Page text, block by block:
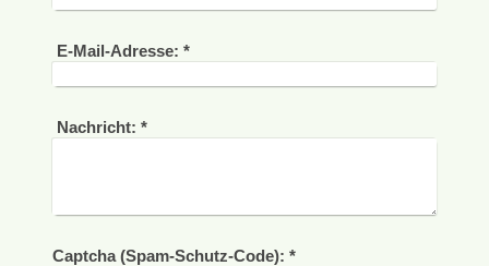
E-Mail-Adresse: *
Nachricht: *
Captcha (Spam-Schutz-Code): *